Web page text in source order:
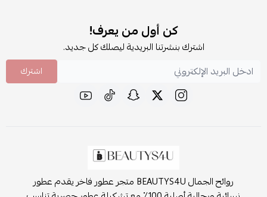
كن أول من يعرف!
اشترك بنشرتنا البريدية ليصلك كل جديد.
اشترك
روائح الجمال BEAUTYS4U متجر عطور فاخر يقدم عطور